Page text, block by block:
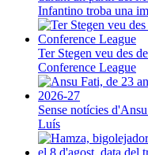
Infantino troba una
Ter Stegen veu des
Conference League
Sense notícies
Luís